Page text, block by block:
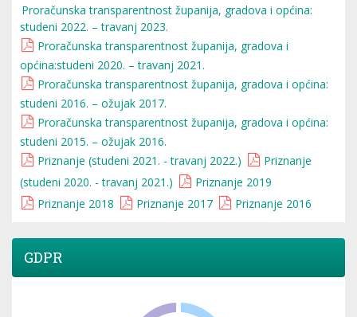
Proračunska transparentnost županija, gradova i općina:
studeni 2022. – travanj 2023.
Proračunska transparentnost županija, gradova i
općina:studeni 2020. – travanj 2021.
Proračunska transparentnost županija, gradova i općina:
studeni 2016. – ožujak 2017.
Proračunska transparentnost županija, gradova i općina:
studeni 2015. – ožujak 2016.
Priznanje (studeni 2021. - travanj 2022.)
Priznanje
(studeni 2020. - travanj 2021.)
Priznanje 2019
Priznanje 2018
Priznanje 2017 Priznanje 2016
GDPR